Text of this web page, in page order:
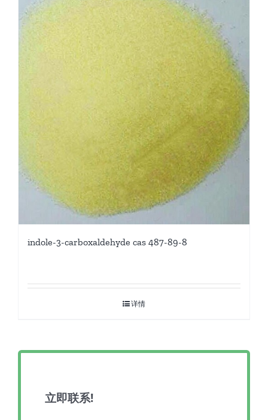
indole-3-carboxaldehyde cas 487-89-8
详情
立即联系!